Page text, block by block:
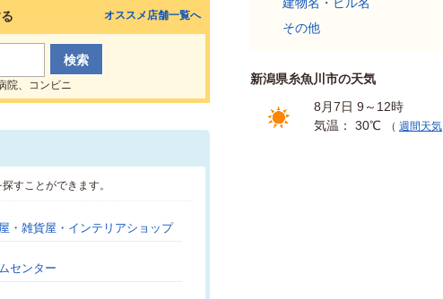
院、コンビニ
オススメ店舗一覧へ
すことができます。
・雑貨屋・インテリアショップ
センター
その他
新潟県糸魚川市の天気
8月7日 9～12時
気温： 30℃
（ 週間天気